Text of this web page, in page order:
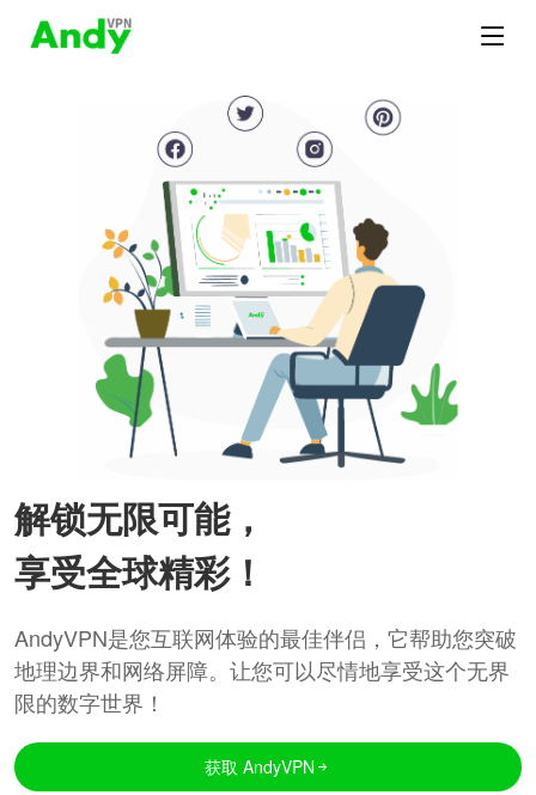
解锁无限可能，
享受全球精彩！
AndyVPN是您互联网体验的最佳伴侣，它帮助您突破
地理边界和网络屏障。让您可以尽情地享受这个无界
限的数字世界！
获取 AndyVPN